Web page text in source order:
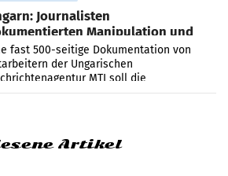
Journalisten
Manipulation und
fast 500-seitige Dokumentation von
der Ungarischen
MTI soll die
Nachrichten-Manipulation und
Artikel